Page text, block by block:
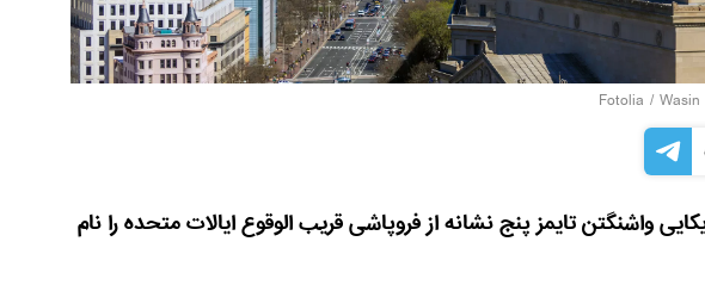
Fotolia /
واشنگتن تایمز پنج نشانه از فروپاشی قریب الوقوع ایالات متحده را نام